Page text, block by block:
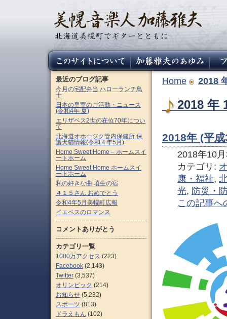
Home 2018
2018 年
2018年 (平
2018年10
カテゴリ:
康・福祉,
光, 防災・
この記事へ
最近のブログ記事
今月の宅配弁当 ハローランチ鳥
十
日本の皇室のご活動・ニュース
(令和4年 夏)
エリザベス2世の在位70年につい
て
北海道オホーツク管内保健所 保
護犬猫情報(令和４年5月)
Home Sweet Home – ホームスイ
ートホーム
Home Sweet Home ホームスイ
ートホーム
私の好きな曲 埴生の宿
４１５さん おめでとう
令和4年5月美幌町広報
イエペスのロマンス
コメントありがとう
カテゴリ一覧
1000万アクセス (223)
Facebook (2,143)
Twitter (3,537)
オリンピック (214)
お知らせ (5,232)
スポーツ (813)
ドラえもん (102)